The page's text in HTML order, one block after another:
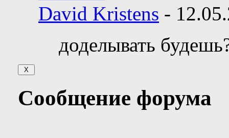
David Kristens -
доделывать
Сообщение форума